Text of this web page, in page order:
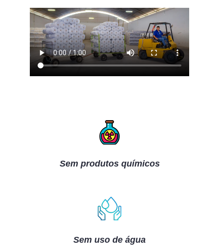
Sem produtos químicos
Sem uso de água